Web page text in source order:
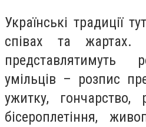
Українські традиції
співах та
представлятимуть
умільців – розпис
ужитку, гончарство,
бісероплетіння,